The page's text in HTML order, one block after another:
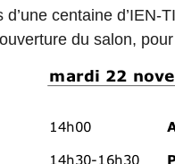
d’une centaine
du salon,